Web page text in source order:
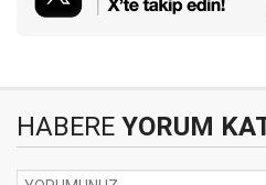
HABERE YORUM